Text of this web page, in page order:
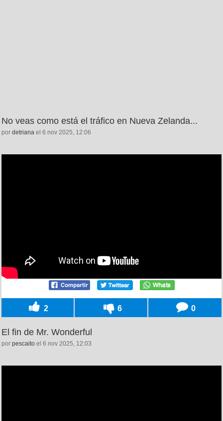
No veas como está el tráfico en Nueva Zelanda...
por detriana el 6 nov 2025, 12:06
2 6 0
El fin de Mr. Wonderful
por pescaito el 6 nov 2025, 12:03